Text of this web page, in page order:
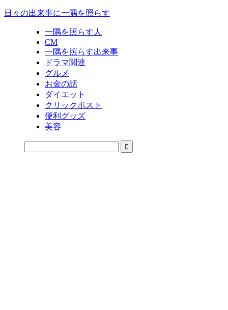
日々の出来事に一隅を照らす
一隅を照らす人
CM
一隅を照らす出来事
ドラマ関連
グルメ
お金の話
ダイエット
クリックポスト
便利グッズ
美容